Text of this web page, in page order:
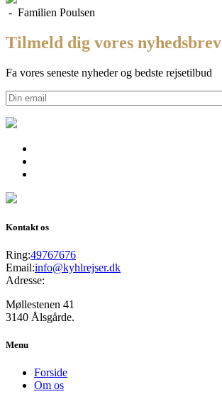
- Familien Poulsen
Tilmeld dig vores nyhedsbrev
Fa vores seneste nyheder og bedste rejsetilbud
Kontakt os
Ring:49767676
Email:info@kyhlrejser.dk
Adresse:
Møllestenen 41
3140 Ålsgårde.
Menu
Forside
Om os